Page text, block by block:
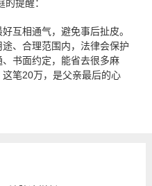
提醒：
互相通气，避免事后扯皮。
、合理范围内，法律会保护
书面约定，能省去很多麻
笔20万，是父亲最后的心